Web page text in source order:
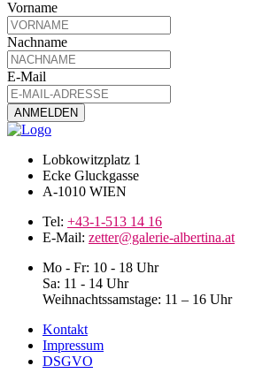
Vorname
Nachname
E-Mail
Lobkowitzplatz 1
Ecke Gluckgasse
A-1010 WIEN
Tel: +43-1-513 14 16
E-Mail: zetter@galerie-albertina.at
Mo - Fr: 10 - 18 Uhr
Sa: 11 - 14 Uhr
Weihnachtssamstage: 11 – 16 Uhr
Kontakt
Impressum
DSGVO